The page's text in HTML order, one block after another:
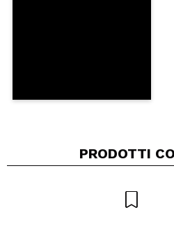
PRODOTTI